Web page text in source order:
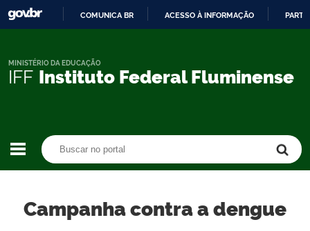
CONTEÚDO
COMUNICA BR ACESSO À INFORMAÇÃO
IFF Instituto Federal Fluminense
MINISTÉRIO DA EDUCAÇÃO
Campanha contra a dengue